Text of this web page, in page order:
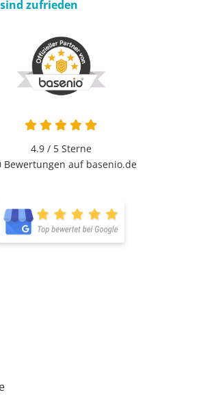
zufrieden
4.9 / 5Sterne
Bewertungen auf basenio.de